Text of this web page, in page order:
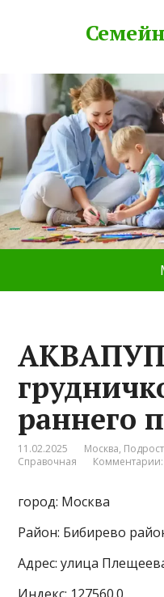
раннего
11.02.2025 Москва,
Справочная
город: Москва
Район: Бибирево
Адрес: улица